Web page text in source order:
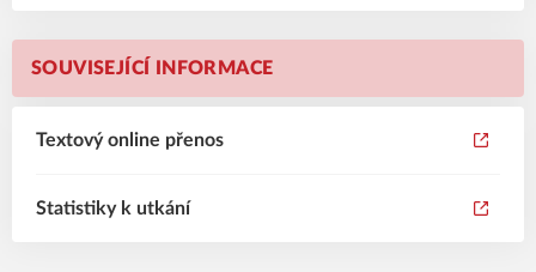
SOUVISEJÍCÍ INFORMACE
Textový online přenos
Statistiky k utkání